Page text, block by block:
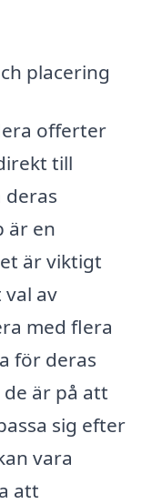
placering
offerter
till
är en
är viktigt
av
med flera
för deras
är på att
sig efter
vara
att